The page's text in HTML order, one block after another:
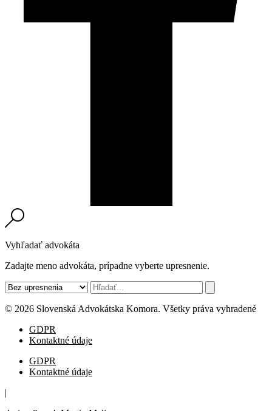
Vyhľadať advokáta
Zadajte meno advokáta, prípadne vyberte upresnenie.
© 2026 Slovenská Advokátska Komora. Všetky práva vyhradené
GDPR
Kontaktné údaje
GDPR
Kontaktné údaje
|